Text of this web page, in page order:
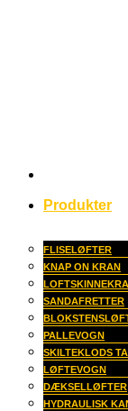
Produkter
FLISELØFTER
KNAP ON KRAN
SANDAFRETTER
PALLEVOGN
SKILTEKLODS
LØFTEVOGN
DÆKSELLØFTER
HYDRAULISK